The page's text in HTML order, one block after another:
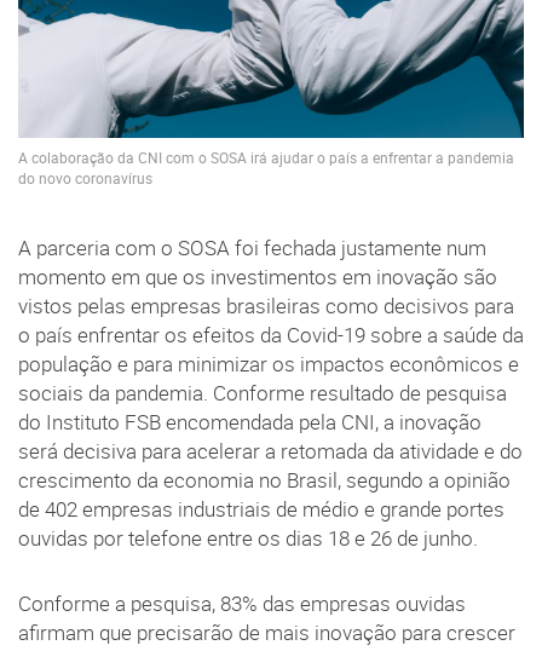
A colaboração da CNI com o SOSA irá ajudar o país a enfrentar a pandemia
do novo coronavírus
A parceria com o SOSA foi fechada justamente num
momento em que os investimentos em inovação são
vistos pelas empresas brasileiras como decisivos para
o país enfrentar os efeitos da Covid-19 sobre a saúde da
população e para minimizar os impactos econômicos e
sociais da pandemia. Conforme resultado de pesquisa
do Instituto FSB encomendada pela CNI, a inovação
será decisiva para acelerar a retomada da atividade e do
crescimento da economia no Brasil, segundo a opinião
de 402 empresas industriais de médio e grande portes
ouvidas por telefone entre os dias 18 e 26 de junho.
Conforme a pesquisa, 83% das empresas ouvidas
afirmam que precisarão de mais inovação para crescer